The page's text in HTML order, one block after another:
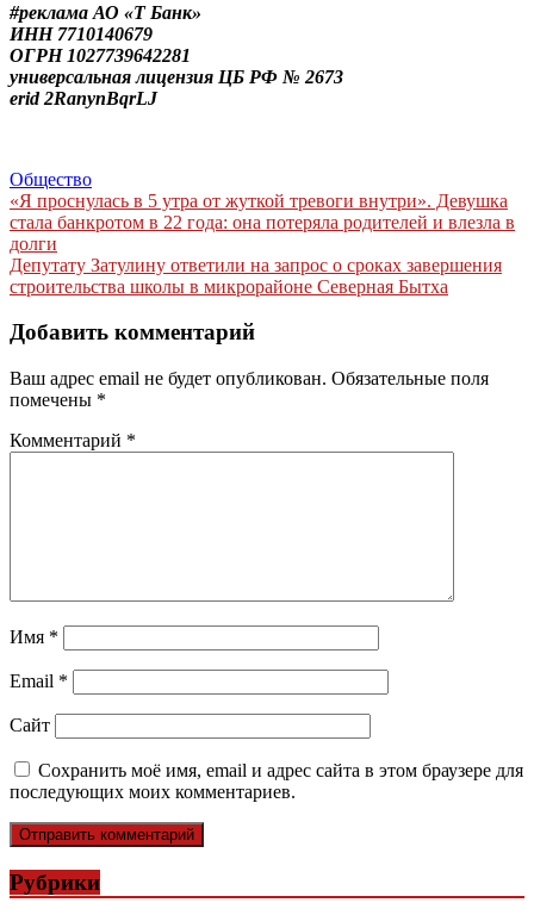
#реклама АО «Т Банк»
ИНН 7710140679
ОГРН 1027739642281
универсальная лицензия ЦБ РФ № 2673
erid2RanynBqrLJ
Общество
Навигация
по
записям
«Я проснулась в 5 утра от жуткой тревоги внутри». Девушка
стала банкротом в 22 года: она потеряла родителей и влезла в
долги
Депутату Затулину ответили на запрос о сроках завершения
строительства школы в микрорайоне Северная Бытха
Добавить комментарий
Ваш адрес email не будет опубликован. Обязательные поля
помечены *
Комментарий *
Имя *
Email *
Сайт
Сохранить моё имя, email и адрес сайта в этом браузере для
последующих моих комментариев.
Рубрики